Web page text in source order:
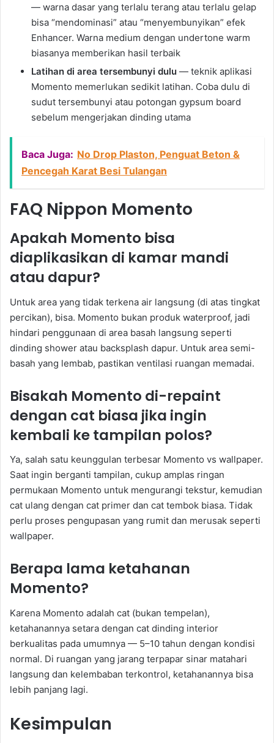
— warna dasar yang terlalu terang atau terlalu gelap
bisa “mendominasi” atau “menyembunyikan” efek
Enhancer. Warna medium dengan undertone warm
biasanya memberikan hasil terbaik
Latihan di area tersembunyi dulu — teknik aplikasi
Momento memerlukan sedikit latihan. Coba dulu di
sudut tersembunyi atau potongan gypsum board
sebelum mengerjakan dinding utama
Baca Juga: No Drop Plaston, Penguat Beton &
Pencegah Karat Besi Tulangan
FAQ Nippon Momento
Apakah Momento bisa
diaplikasikan di kamar mandi
atau dapur?
Untuk area yang tidak terkena air langsung (di atas tingkat
percikan), bisa. Momento bukan produk waterproof, jadi
hindari penggunaan di area basah langsung seperti
dinding shower atau backsplash dapur. Untuk area semi-
basah yang lembab, pastikan ventilasi ruangan memadai.
Bisakah Momento di-repaint
dengan cat biasa jika ingin
kembali ke tampilan polos?
Ya, salah satu keunggulan terbesar Momento vs wallpaper.
Saat ingin berganti tampilan, cukup amplas ringan
permukaan Momento untuk mengurangi tekstur, kemudian
cat ulang dengan cat primer dan cat tembok biasa. Tidak
perlu proses pengupasan yang rumit dan merusak seperti
wallpaper.
Berapa lama ketahanan
Momento?
Karena Momento adalah cat (bukan tempelan),
ketahanannya setara dengan cat dinding interior
berkualitas pada umumnya — 5–10 tahun dengan kondisi
normal. Di ruangan yang jarang terpapar sinar matahari
langsung dan kelembaban terkontrol, ketahanannya bisa
lebih panjang lagi.
Kesimpulan